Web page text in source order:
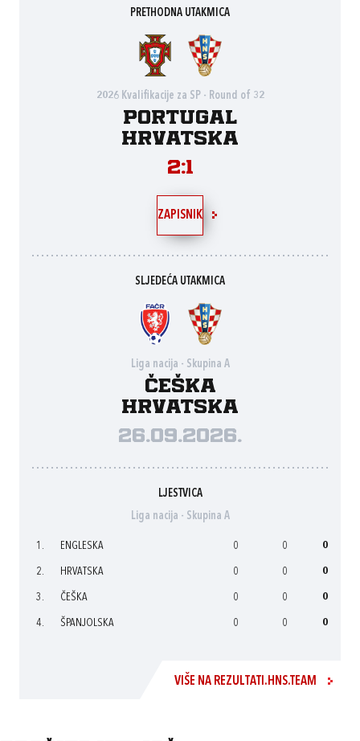
PRETHODNA UTAKMICA
2026 Kvalifikacije za SP - Round of 32
Portugal
Hrvatska
2:1
ZAPISNIK
SLJEDEĆA UTAKMICA
Liga nacija - Skupina A
Češka
Hrvatska
26.09.2026.
LJESTVICA
Liga nacija - Skupina A
1. ENGLESKA 0 0 0
2. HRVATSKA 0 0 0
3. ČEŠKA 0 0 0
4. ŠPANJOLSKA 0 0 0
VIŠE NA REZULTATI.HNS.TEAM